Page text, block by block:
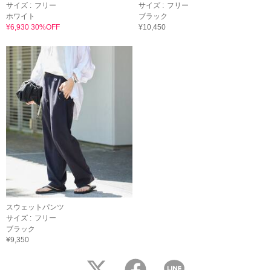
サイズ : フリー
ホワイト
¥6,930 30%OFF
サイズ : フリー
ブラック
¥10,450
スウェットパンツ
サイズ : フリー
ブラック
¥9,350
twitter facebook